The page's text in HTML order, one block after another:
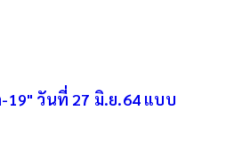
19" วันที่ 27 มิ.ย.64 แบบ